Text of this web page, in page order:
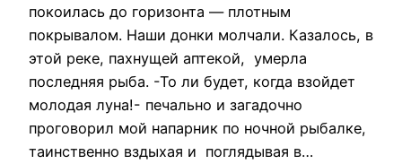
покоилась до горизонта — плотным
покрывалом. Наши донки молчали. Казалось, в
этой реке, пахнущей аптекой, умерла
последняя рыба. -То ли будет, когда взойдет
молодая луна!- печально и загадочно
проговорил мой напарник по ночной рыбалке,
таинственно вздыхая и поглядывая в…